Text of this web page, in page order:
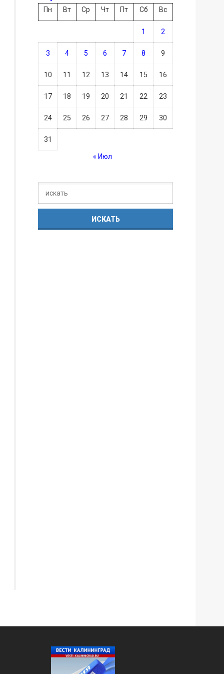
Пн
Вт Ср Чт Пт Сб Вс
1 2
3 4 5 6 7 8 9
10 11 12 13 14 15 16
17 18 19 20 21 22 23
24 25 26 27 28 29 30
31
« Июл